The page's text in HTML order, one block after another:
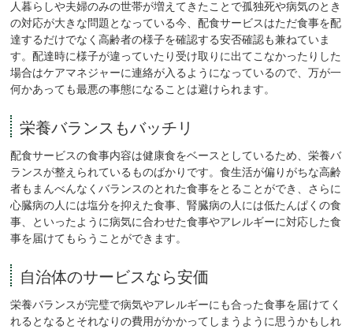
人暮らしや夫婦のみの世帯が増えてきたことで孤独死や病気のとき
の対応が大きな問題となっている今、配食サービスはただ食事を配
達するだけでなく高齢者の様子を確認する安否確認も兼ねていま
す。配達時に様子が違っていたり受け取りに出てこなかったりした
場合はケアマネジャーに連絡が入るようになっているので、万が一
何かあっても最悪の事態になることは避けられます。
栄養バランスもバッチリ
配食サービスの食事内容は健康食をベースとしているため、栄養バ
ランスが整えられているものばかりです。食生活が偏りがちな高齢
者もまんべんなくバランスのとれた食事をとることができ、さらに
心臓病の人には塩分を抑えた食事、腎臓病の人には低たんぱくの食
事、といったように病気に合わせた食事やアレルギーに対応した食
事を届けてもらうことができます。
自治体のサービスなら安価
栄養バランスが完璧で病気やアレルギーにも合った食事を届けてく
れるとなるとそれなりの費用がかかってしまうように思うかもしれ